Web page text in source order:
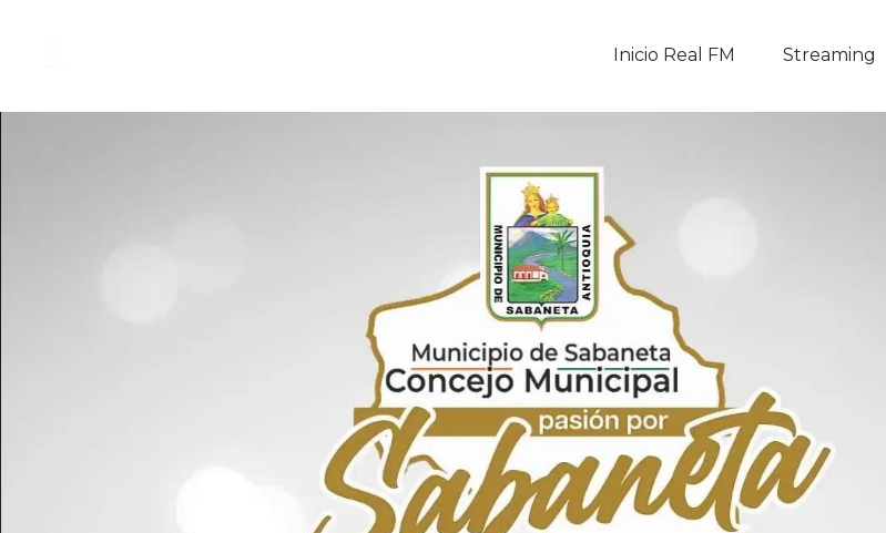
Inicio Real FM Streaming
Descarga La APP
Programas
Noticias
Equipo
Sobre Nosotros
Contactos